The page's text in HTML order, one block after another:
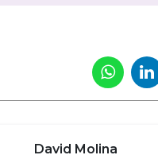
David Molina